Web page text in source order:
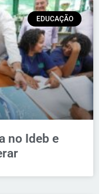
EDUCAÇÃO
no Ideb e